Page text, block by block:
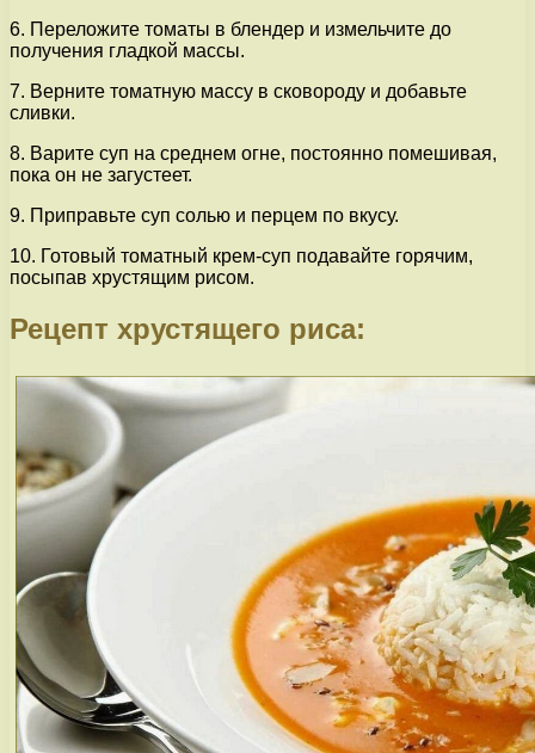
6. Переложите томаты в блендер и измельчите до
получения гладкой массы.
7. Верните томатную массу в сковороду и добавьте
сливки.
8. Варите суп на среднем огне, постоянно помешивая,
пока он не загустеет.
9. Приправьте суп солью и перцем по вкусу.
10. Готовый томатный крем-суп подавайте горячим,
посыпав хрустящим рисом.
Рецепт хрустящего риса: